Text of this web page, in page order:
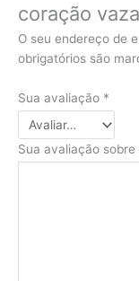
coração
O seu endereço de
obrigatórios são
Sua avaliação *
Sua avaliação